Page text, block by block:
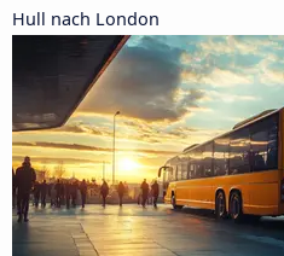
Hull nach London